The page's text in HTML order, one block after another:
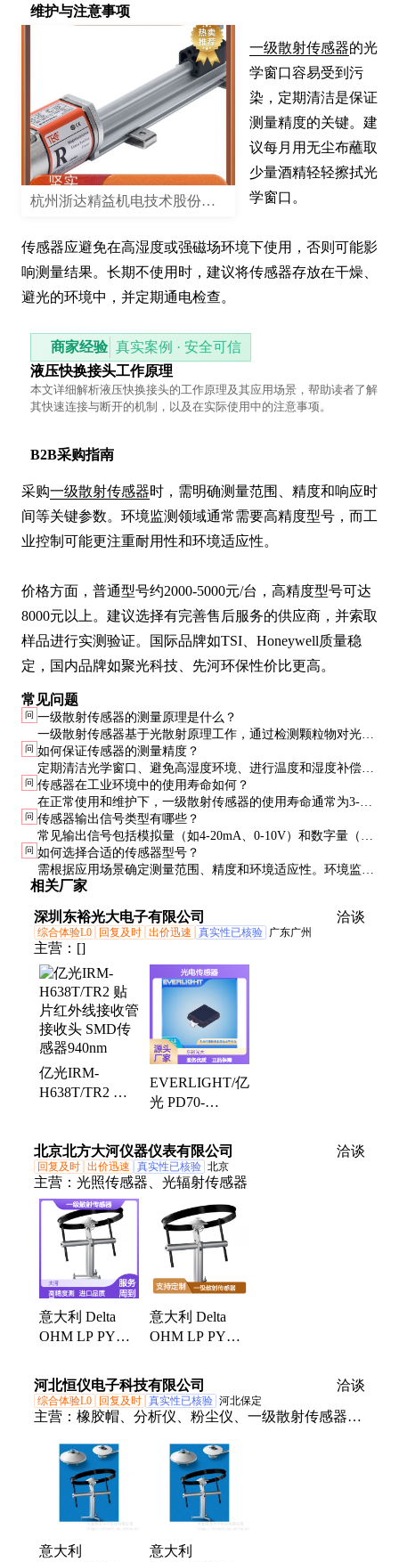
维护与注意事项
杭州浙达精益机电技术股份有限公司
一级散射传感器的光
学窗口容易受到污
染，定期清洁是保证
测量精度的关键。建
议每月用无尘布蘸取
少量酒精轻轻擦拭光
学窗口。
传感器应避免在高湿度或强磁场环境下使用，否则可能影
响测量结果。长期不使用时，建议将传感器存放在干燥、
避光的环境中，并定期通电检查。
商家经验 真实案例 · 安全可信
液压快换接头工作原理
本文详细解析液压快换接头的工作原理及其应用场景，帮助读者了解
其快速连接与断开的机制，以及在实际使用中的注意事项。
B2B采购指南
采购一级散射传感器时，需明确测量范围、精度和响应时
间等关键参数。环境监测领域通常需要高精度型号，而工
业控制可能更注重耐用性和环境适应性。
价格方面，普通型号约2000-5000元/台，高精度型号可达
8000元以上。建议选择有完善售后服务的供应商，并索取
样品进行实测验证。国际品牌如TSI、Honeywell质量稳
定，国内品牌如聚光科技、先河环保性价比更高。
常见问题
问 一级散射传感器的测量原理是什么？
一级散射传感器基于光散射原理工作，通过检测颗粒物对光的
散射强度来计算浓度。其核心是光源、光学窗口和光电探测器
的组合，能够快速、准确地输出颗粒物浓度数据。
问 如何保证传感器的测量精度？
定期清洁光学窗口、避免高湿度环境、进行温度和湿度补偿是
保证精度的关键。此外，建议每半年进行一次校准，以确保传
感器始终处于最佳工作状态。
问 传感器在工业环境中的使用寿命如何？
在正常使用和维护下，一级散射传感器的使用寿命通常为3-5
年。高粉尘环境可能缩短寿命，建议加装预过滤装置以延长使
用时间。
问 传感器输出信号类型有哪些？
常见输出信号包括模拟量（如4-20mA、0-10V）和数字量（如
RS485、I2C）。选择时需根据后续数据处理设备的接口类型来
决定。
问 如何选择合适的传感器型号？
需根据应用场景确定测量范围、精度和环境适应性。环境监测
建议选择高精度型号，工业控制则更注重耐用性和抗干扰能
相关厂家
深圳东裕光大电子有限公司 洽谈
综合体验L0 回复及时 出价迅速 真实性已核验 广东广州
主营： []
亿光IRM-
H638T/TR2 贴
感器940nm
EVERLIGHT/亿
光 PD70-
感器 峰值波长
940nm
北京北方大河仪器仪表有限公司 洽谈
回复及时 出价迅速 真实性已核验 北京
主营： 光照传感器、光辐射传感器
意大利 Delta
OHM LP PYRA
器 服务保障
意大利 Delta
OHM LP PYRA
器 厂家直售
河北恒仪电子科技有限公司 洽谈
综合体验L0 回复及时 真实性已核验 河北保定
主营： 橡胶帽、分析仪、粉尘仪、一级散射传感器、
仪、湿坑泵、扩音器、油槽泵、drager罩、管道仪、
救援包、校准盐、model2431、model2433、
model2432、model2434、双壳泵、浆液泵、润滑油、
噪音计、真空泵
意大利
意大利